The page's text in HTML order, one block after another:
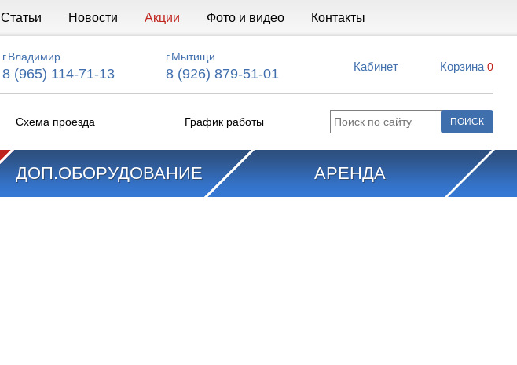
Статьи Новости Акции Фото и видео Контакты
г.Владимир
8 (965) 114-71-13
г.Мытищи
8 (926) 879-51-01 Кабинет Корзина 0
Схема проезда График работы
ДОП.ОБОРУДОВАНИЕ АРЕНДА